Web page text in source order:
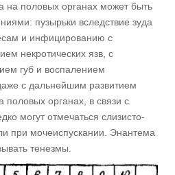
на половых органах может быть
пузырьки вследствие зуда
и инфицированию с
некротических язв, с
губ и воспалением
с дальнейшим развитием
органах, в связи с
могут отмечаться слизисто-
при мочеиспускании. Энантема
тенезмы.